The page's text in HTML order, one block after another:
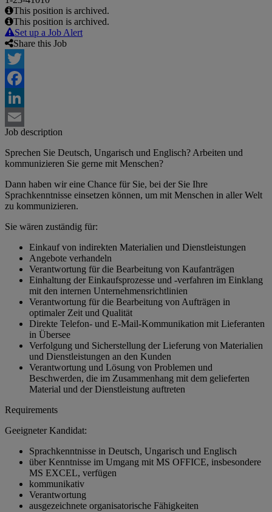
This position is archived.
This position is archived.
Set up a Job Alert
Share this Job
Twitter
Facebook
LinkedIn
Email
Job description
Sprechen Sie Deutsch, Ungarisch und Englisch? Arbeiten und
kommunizieren Sie gerne mit Menschen?
Dann haben wir eine Chance für Sie, bei der Sie Ihre
Sprachkenntnisse einsetzen können, um mit Menschen in aller Welt
zu kommunizieren.
Sie wären zuständig für:
Einkauf von indirekten Materialien und Dienstleistungen
Angebote verhandeln
Verantwortung für die Bearbeitung von Kaufanträgen
Einhaltung der Einkaufsprozesse und -verfahren im Einklang
mit den internen Unternehmensrichtlinien
Verantwortung für die Bearbeitung von Aufträgen in
optimaler Zeit und Qualität
Direkte Telefon- und E-Mail-Kommunikation mit Lieferanten
in Übersee
Verfolgung und Sicherstellung der Lieferung von Materialien
und Dienstleistungen an den Kunden
Verantwortung und Lösung von Problemen und
Beschwerden, die im Zusammenhang mit dem gelieferten
Material und der Dienstleistung auftreten
Requirements
Geeigneter Kandidat:
Sprachkenntnisse in Deutsch, Ungarisch und Englisch
über Kenntnisse im Umgang mit MS OFFICE, insbesondere
MS EXCEL, verfügen
kommunikativ
Verantwortung
ausgezeichnete organisatorische Fähigkeiten